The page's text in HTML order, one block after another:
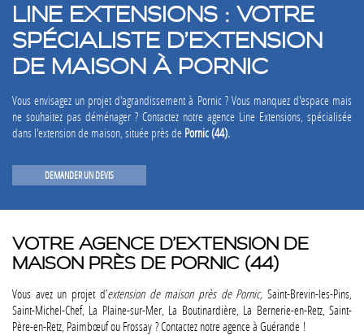
LINE EXTENSIONS : VOTRE
SPÉCIALISTE D’EXTENSION
DE MAISON À PORNIC
Vous envisagez un projet d'agrandissement à Pornic ? Vous manquez d'espace mais
ne souhaitez pas déménager ? Contactez notre agence Line Extensions, spécialisée
dans l'extension de maison, située près de Pornic (44).
DEMANDER UN DEVIS
VOTRE AGENCE D’EXTENSION DE
MAISON PRÈS DE PORNIC (44)
Vous avez un projet d’extension de maison près de Pornic,Saint-Brevin-les-Pins,
Saint-Michel-Chef, La Plaine-sur-Mer, La Boutinardière, La Bernerie-en-Retz, Saint-
Père-en-Retz, Paimbœuf ou Frossay ? Contactez notre agence à Guérande !